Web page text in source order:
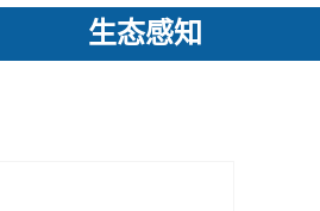
生态感知